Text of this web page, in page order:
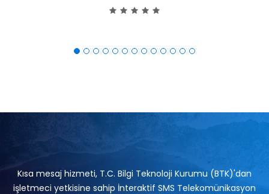
Kısa mesaj hizmeti, T.C. Bilgi Teknoloji Kurumu (BTK)'dan
işletmeci yetkisine sahip İnteraktif SMS Telekomünikasyon